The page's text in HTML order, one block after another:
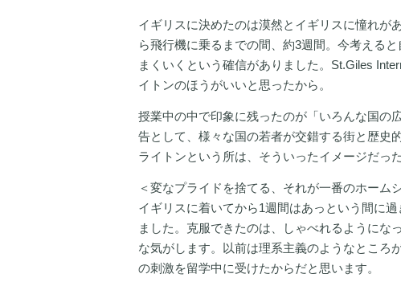
イギリスに決めたのは漠然とイギリスに憧れが
ら飛行機に乗るまでの間、約3週間。今考える
まくいくという確信がありました。St.Giles
イトンのほうがいいと思ったから。
授業中の中で印象に残ったのが「いろんな国の
告として、様々な国の若者が交錯する街と歴史
ライトンという所は、そういったイメージだった
＜変なプライドを捨てる、それが一番のホーム
イギリスに着いてから1週間はあっという間に
ました。克服できたのは、しゃべれるようにな
な気がします。以前は理系主義のようなところ
の刺激を留学中に受けたからだと思います。